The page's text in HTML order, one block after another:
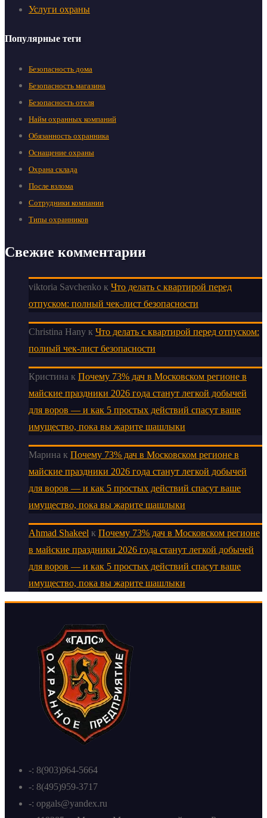
Услуги охраны
Популярные теги
Безопасность дома
Безопасность магазина
Безопасность отеля
Найм охранных компаний
Обязанность охранника
Оснащение охраны
Охрана склада
После взлома
Сотрудники компании
Типы охранников
Свежие комментарии
viktoria Savchenko к Что делать с квартирой перед
отпуском: полный чек-лист безопасности
Christina Hany к Что делать с квартирой перед отпуском:
полный чек-лист безопасности
Кристина к Почему 73% дач в Московском регионе в
майские праздники 2026 года станут легкой добычей
для воров — и как 5 простых действий спасут ваше
имущество, пока вы жарите шашлыки
Марина к Почему 73% дач в Московском регионе в
майские праздники 2026 года станут легкой добычей
для воров — и как 5 простых действий спасут ваше
имущество, пока вы жарите шашлыки
Ahmad Shakeel к Почему 73% дач в Московском регионе
в майские праздники 2026 года станут легкой добычей
для воров — и как 5 простых действий спасут ваше
имущество, пока вы жарите шашлыки
-: 8(903)964-5664
-: 8(495)959-3717
-: opgals@yandex.ru